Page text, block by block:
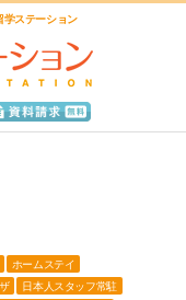
学ステーション
ホームステイ
日本人スタッフ常駐